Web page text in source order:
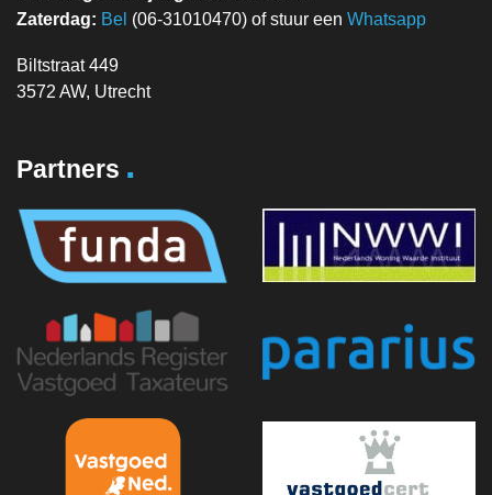
Zaterdag: Bel (06-31010470) of stuur een Whatsapp
Biltstraat 449
3572 AW, Utrecht
Partners .